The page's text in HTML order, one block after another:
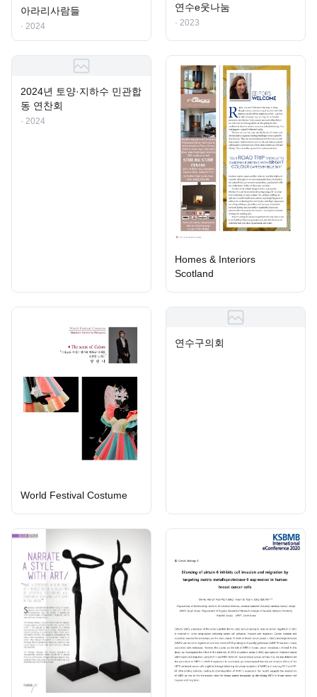
아라리사람들
· 2024
연수e웃나눔
· 2023
2024년 토양·지하수 민관합
동 연찬회
· 2024
Homes & Interiors
Scotland
World Festival Costume
연수구의회